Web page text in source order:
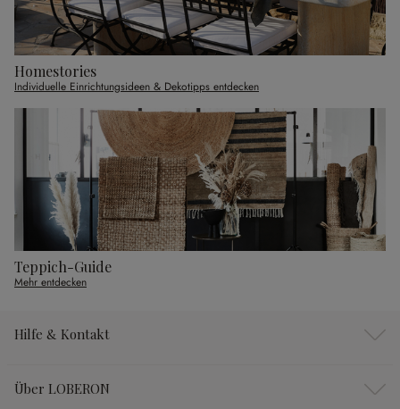
Homestories
Individuelle Einrichtungsideen & Dekotipps entdecken
Teppich-Guide
Mehr entdecken
Hilfe & Kontakt
Über LOBERON